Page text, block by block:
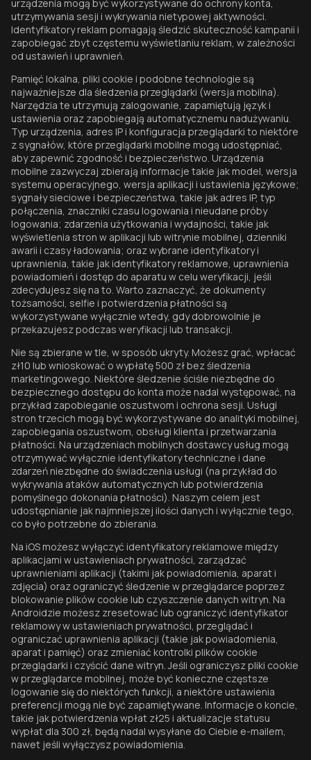
urządzenia mogą być wykorzystywane do ochrony konta,
utrzymywania sesji i wykrywania nietypowej aktywności.
Identyfikatory reklam pomagają śledzić skuteczność kampanii i
zapobiegać zbyt częstemu wyświetlaniu reklam, w zależności
od ustawień i uprawnień.
Pamięć lokalna, pliki cookie i podobne technologie są
najważniejsze dla śledzenia przeglądarki (wersja mobilna).
Narzędzia te utrzymują zalogowanie, zapamiętują język i
ustawienia oraz zapobiegają automatycznemu nadużywaniu.
Typ urządzenia, adres IP i konfiguracja przeglądarki to niektóre
z sygnałów, które przeglądarki mobilne mogą udostępniać,
aby zapewnić zgodność i bezpieczeństwo. Urządzenia
mobilne zazwyczaj zbierają informacje takie jak model, wersja
systemu operacyjnego, wersja aplikacji i ustawienia językowe;
sygnały sieciowe i bezpieczeństwa, takie jak adres IP, typ
połączenia, znaczniki czasu logowania i nieudane próby
logowania; zdarzenia użytkowania i wydajności, takie jak
wyświetlenia stron w aplikacji lub witrynie mobilnej, dzienniki
awarii i czasy ładowania; oraz wybrane identyfikatory i
uprawnienia, takie jak identyfikatory reklamowe, uprawnienia
powiadomień i dostęp do aparatu w celu weryfikacji, jeśli
zdecydujesz się na to. Warto zaznaczyć, że dokumenty
tożsamości, selfie i potwierdzenia płatności są
wykorzystywane wyłącznie wtedy, gdy dobrowolnie je
przekazujesz podczas weryfikacji lub transakcji.
Nie są zbierane w tle, w sposób ukryty. Możesz grać, wpłacać
zł10 lub wnioskować o wypłatę 500 zł bez śledzenia
marketingowego. Niektóre śledzenie ściśle niezbędne do
bezpiecznego dostępu do konta może nadal występować, na
przykład zapobieganie oszustwom i ochrona sesji. Usługi
stron trzecich mogą być wykorzystywane do analityki mobilnej,
zapobiegania oszustwom, obsługi klienta i przetwarzania
płatności. Na urządzeniach mobilnych dostawcy usług mogą
otrzymywać wyłącznie identyfikatory techniczne i dane
zdarzeń niezbędne do świadczenia usługi (na przykład do
wykrywania ataków automatycznych lub potwierdzenia
pomyślnego dokonania płatności). Naszym celem jest
udostępnianie jak najmniejszej ilości danych i wyłącznie tego,
co było potrzebne do zbierania.
Na iOS możesz wyłączyć identyfikatory reklamowe między
aplikacjami w ustawieniach prywatności, zarządzać
uprawnieniami aplikacji (takimi jak powiadomienia, aparat i
zdjęcia) oraz ograniczyć śledzenie w przeglądarce poprzez
blokowanie plików cookie lub czyszczenie danych witryn. Na
Androidzie możesz zresetować lub ograniczyć identyfikator
reklamowy w ustawieniach prywatności, przeglądać i
ograniczać uprawnienia aplikacji (takie jak powiadomienia,
aparat i pamięć) oraz zmieniać kontrolki plików cookie
przeglądarki i czyścić dane witryn. Jeśli ograniczysz pliki cookie
w przeglądarce mobilnej, może być konieczne częstsze
logowanie się do niektórych funkcji, a niektóre ustawienia
preferencji mogą nie być zapamiętywane. Informacje o koncie,
takie jak potwierdzenia wpłat zł25 i aktualizacje statusu
wypłat dla 300 zł, będą nadal wysyłane do Ciebie e-mailem,
nawet jeśli wyłączysz powiadomienia.